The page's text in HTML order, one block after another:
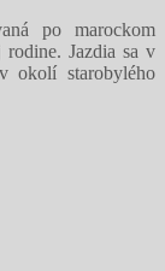
po marockom
Jazdia sa v
okolí starobylého